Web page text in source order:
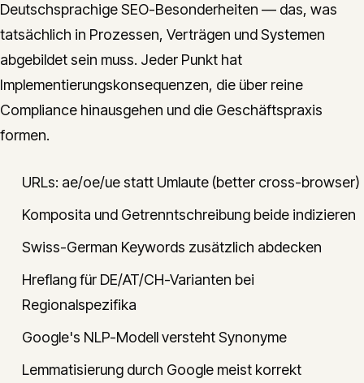
Deutschsprachige SEO-Besonderheiten — das, was
tatsächlich in Prozessen, Verträgen und Systemen
abgebildet sein muss. Jeder Punkt hat
Implementierungskonsequenzen, die über reine
Compliance hinausgehen und die Geschäftspraxis
formen.
URLs: ae/oe/ue statt Umlaute (better cross-browser)
Komposita und Getrenntschreibung beide indizieren
Swiss-German Keywords zusätzlich abdecken
Hreflang für DE/AT/CH-Varianten bei
Regionalspezifika
Google's NLP-Modell versteht Synonyme
Lemmatisierung durch Google meist korrekt